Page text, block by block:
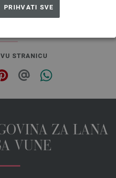
PRIHVATI SVE
STRANICU
ZA LANA
VUNE